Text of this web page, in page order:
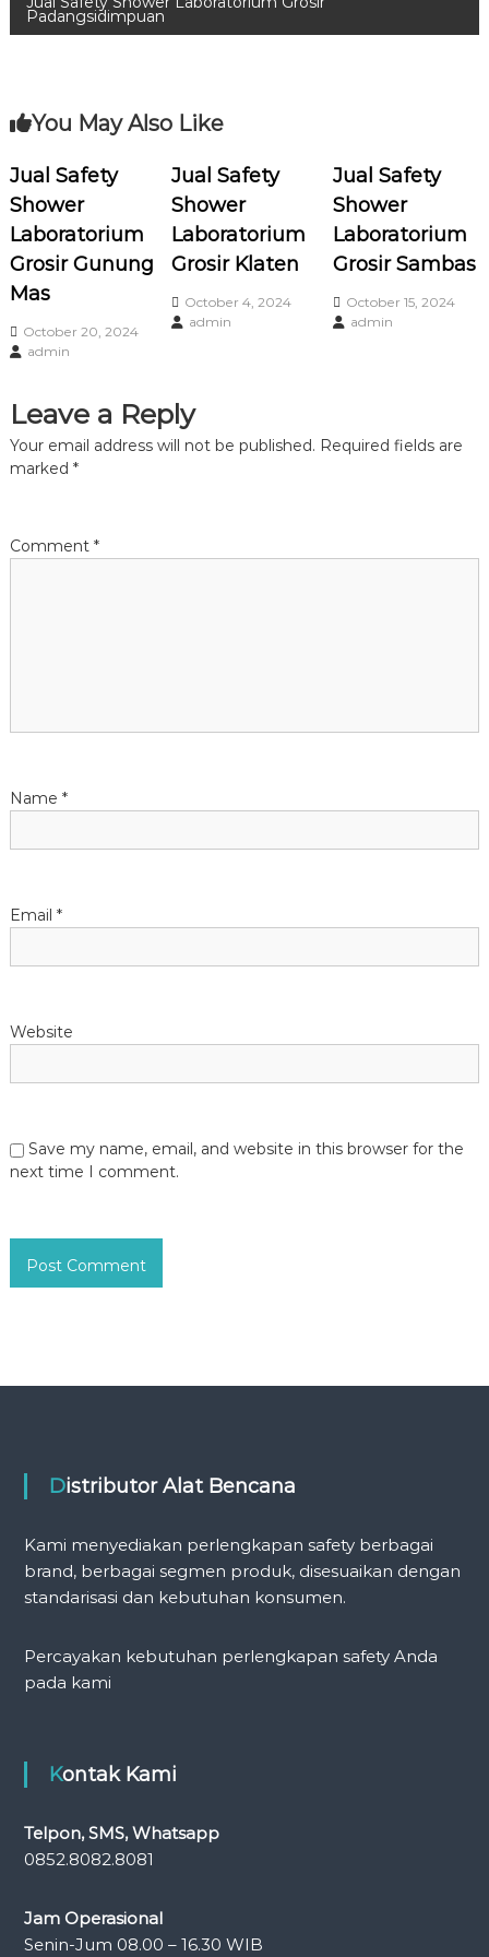
t
a
v
i
g
a
t
o
Padangsidimpuan
You May Also Like
Jual Safety
Shower
Laboratorium
Grosir Gunung
Mas
October 20, 2024
admin
Jual Safety
Shower
Laboratorium
Grosir Klaten
October 4, 2024
admin
Jual Safety
Shower
Laboratorium
Grosir Sambas
October 15, 2024
admin
Leave a Reply
Your email address will not be published. Required fields are
marked *
Comment *
Name *
Email *
Website
Save my name, email, and website in this browser for the
next time I comment.
Distributor Alat Bencana
Kami menyediakan perlengkapan safety berbagai
brand, berbagai segmen produk, disesuaikan dengan
standarisasi dan kebutuhan konsumen.
Percayakan kebutuhan perlengkapan safety Anda
pada kami
Kontak Kami
Telpon, SMS, Whatsapp
0852.8082.8081
Jam Operasional
Senin-Jum 08.00 – 16.30 WIB